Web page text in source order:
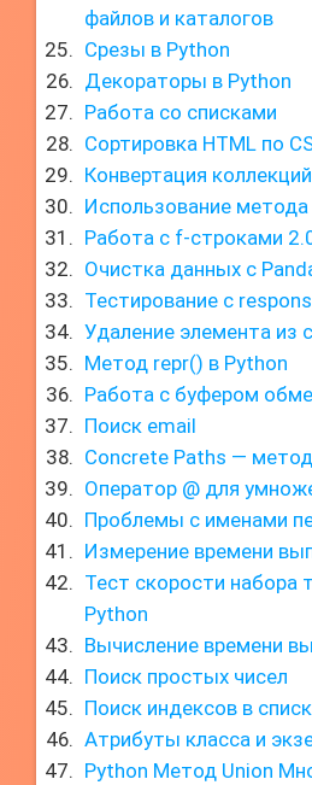
файлов и каталогов
Срезы в Python
Декораторы в Python
Работа со списками
Сортировка HTML по
Конвертация
Использование
Работа с f-строками
Очистка данных с
Тестирование с
Удаление элемента из
Метод repr() в Python
Работа с буфером
Поиск email
Concrete Paths —
Оператор @ для
Проблемы с именами
Измерение времени
Тест скорости набора
Python
Вычисление времени
Поиск простых чисел
Поиск индексов в
Атрибуты класса и
Python Метод Union